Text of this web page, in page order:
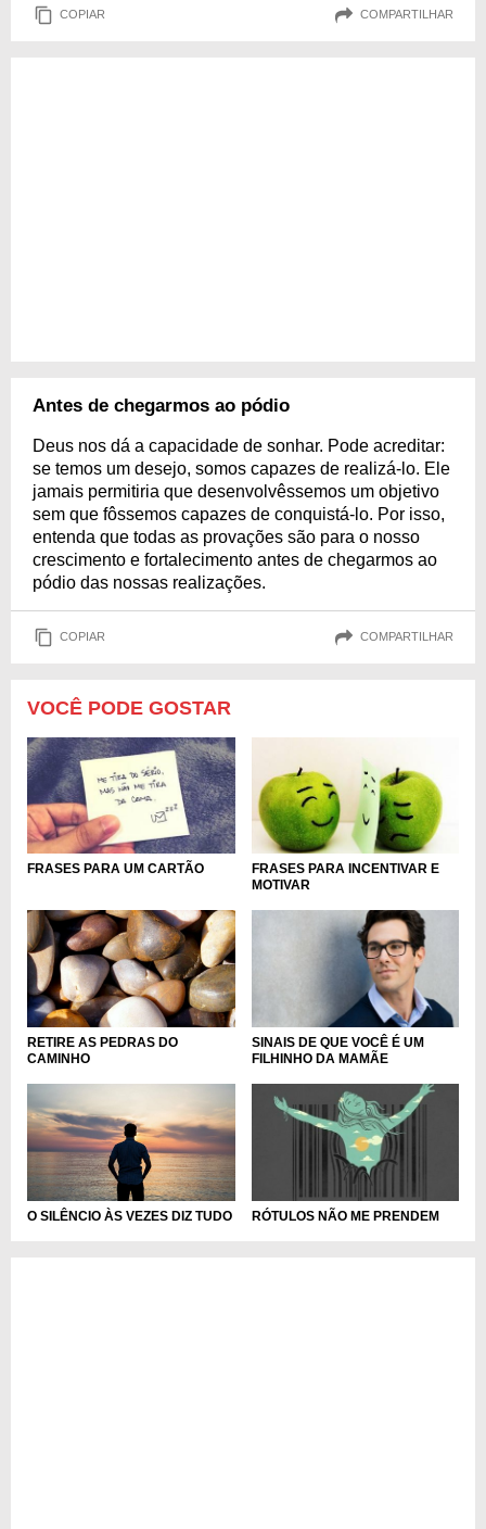
COPIAR COMPARTILHAR
Antes de chegarmos ao pódio
Deus nos dá a capacidade de sonhar. Pode acreditar:
se temos um desejo, somos capazes de realizá-lo. Ele
jamais permitiria que desenvolvêssemos um objetivo
sem que fôssemos capazes de conquistá-lo. Por isso,
entenda que todas as provações são para o nosso
crescimento e fortalecimento antes de chegarmos ao
pódio das nossas realizações.
COPIAR COMPARTILHAR
VOCÊ PODE GOSTAR
FRASES PARA UM CARTÃO
FRASES PARA INCENTIVAR E
MOTIVAR
RETIRE AS PEDRAS DO
CAMINHO
SINAIS DE QUE VOCÊ É UM
FILHINHO DA MAMÃE
O SILÊNCIO ÀS VEZES DIZ TUDO RÓTULOS NÃO ME PRENDEM